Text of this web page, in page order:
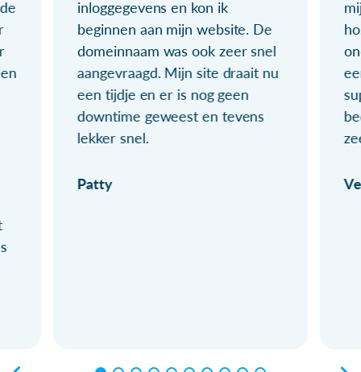
inloggegevens en kon ik
beginnen aan mijn website. De
domeinnaam was ook zeer snel
aangevraagd. Mijn site draait nu
een tijdje en er is nog geen
downtime geweest en tevens
lekker snel.
Patty